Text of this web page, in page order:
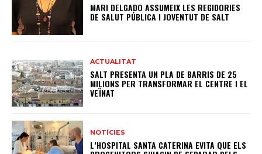
MARI DELGADO ASSUMEIX LES REGIDORIES
DE SALUT PÚBLICA I JOVENTUT DE SALT
ACTUALITAT
SALT PRESENTA UN PLA DE BARRIS DE 25
MILIONS PER TRANSFORMAR EL CENTRE I EL
VEÏNAT
NOTÍCIES
L’HOSPITAL SANTA CATERINA EVITA QUE ELS